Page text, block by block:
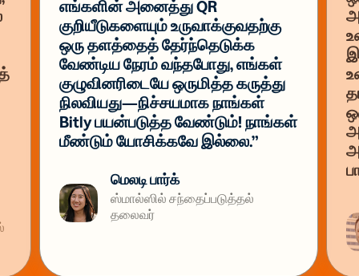
எங்களின் அனைத்து QR
குறியீடுகளையும் உருவாக்குவதற்கு
ஒரு தளத்தைத் தேர்ந்தெடுக்க
வேண்டிய நேரம் வந்தபோது, எங்கள்
குழுவினரிடையே ஒருமித்த கருத்து
நிலவியது—நிச்சயமாக நாங்கள்
Bitly பயன்படுத்த வேண்டும்! நாங்கள்
மீண்டும் யோசிக்கவே இல்லை.”
மெலடி பார்க்
ஸ்மால்ஸில் சந்தைப்படுத்தல்
தலைவர்